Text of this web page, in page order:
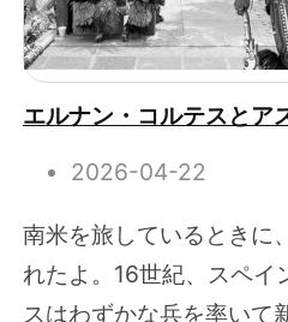
エルナン・コルテスとア
2026-04-22
南米を旅しているときに
れたよ。16世紀、スペイ
スはわずかな兵を率いて